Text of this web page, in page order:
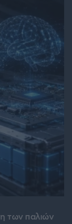
των παλιών